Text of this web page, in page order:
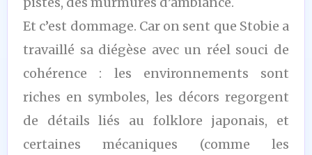
Et c’est dommage. Car on sent que Stobie a
travaillé sa diégèse avec un réel souci de
cohérence : les environnements sont
riches en symboles, les décors regorgent
de détails liés au folklore japonais, et
certaines mécaniques (comme les